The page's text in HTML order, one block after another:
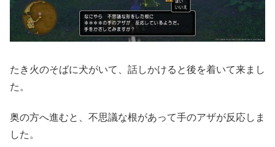
たき火のそばに犬がいて、話しかけると後を着いて来まし
た。
奥の方へ進むと、不思議な根があって手のアザが反応しま
した。